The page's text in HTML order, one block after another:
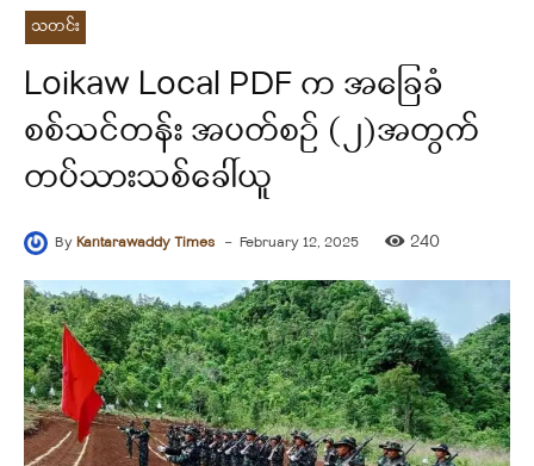
သတင်း
Loikaw Local PDF က အခြေခံ
စစ်သင်တန်း အပတ်စဉ် (၂)အတွက်
တပ်သားသစ်ခေါ်ယူ
ByKantarawaddy Times - February 12, 2025 240